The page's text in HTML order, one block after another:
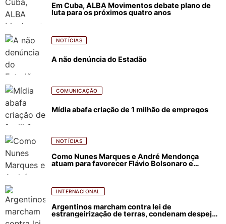
Em Cuba, ALBA Movimentos debate plano de
luta para os próximos quatro anos
NOTÍCIAS
A não denúncia do Estadão
COMUNICAÇÃO
Mídia abafa criação de 1 milhão de empregos
NOTÍCIAS
Como Nunes Marques e André Mendonça
atuam para favorecer Flávio Bolsonaro e
INTERNACIONAL
Argentinos marcham contra lei de
estrangeirização de terras, condenam despejos